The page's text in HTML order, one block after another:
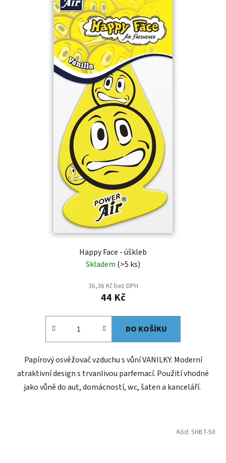
Happy Face - úškleb
Skladem (>5 ks)
36,36 Kč bez DPH
44 Kč
DO KOŠÍKU
Papírový osvěžovač vzduchu s vůní VANILKY. Moderní
atraktivní design s trvanlivou parfemací. Použití vhodné
jako vůně do aut, domácností, wc, šaten a kanceláří.
Kód: SHBT-50